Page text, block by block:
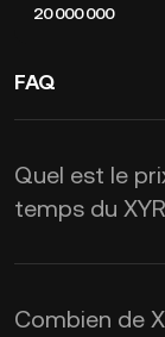
20 000 000
FAQ
Quel est le
temps du
Combien de